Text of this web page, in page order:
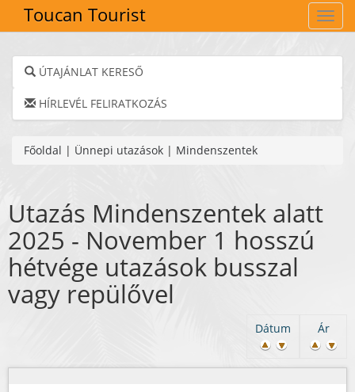
Toucan Tourist
ÚTAJÁNLAT KERESŐ
HÍRLEVÉL FELIRATKOZÁS
Főoldal | Ünnepi utazások | Mindenszentek
Utazás Mindenszentek alatt
2025 - November 1 hosszú
hétvége utazások busszal
vagy repülővel
Ár
Dátum